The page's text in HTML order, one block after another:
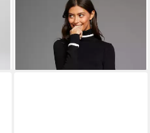
LAURA SCOTTStrickkleid im
Retro-Look mit Gürtel